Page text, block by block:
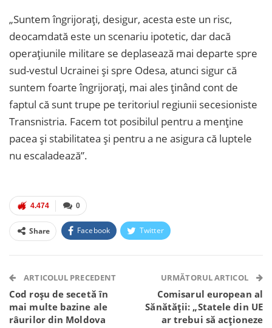
„Suntem îngrijoraţi, desigur, acesta este un risc,
deocamdată este un scenariu ipotetic, dar dacă
operaţiunile militare se deplasează mai departe spre
sud-vestul Ucrainei şi spre Odesa, atunci sigur că
suntem foarte îngrijoraţi, mai ales ţinând cont de
faptul că sunt trupe pe teritoriul regiunii secesioniste
Transnistria. Facem tot posibilul pentru a menţine
pacea şi stabilitatea şi pentru a ne asigura că luptele
nu escaladează”.
0
4.474
Share Facebook Twitter
Telegram WhatsApp Viber
ARTICOLUL PRECEDENT
Cod roșu de secetă în
mai multe bazine ale
râurilor din Moldova
URMĂTORUL ARTICOL
Comisarul european al
Sănătăţii: „Statele din UE
ar trebui să acţioneze